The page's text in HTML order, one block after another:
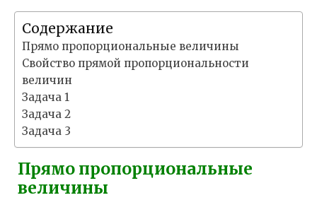
Содержание
Прямо пропорциональные величины
Свойство прямой пропорциональности
величин
Задача 1
Задача 2
Задача 3
Прямо пропорциональные
величины